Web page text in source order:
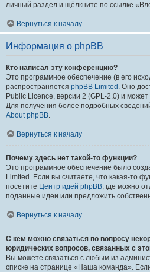
личный раздел и щёлкните по ссылке
Вернуться к началу
Информация о phpBB
Кто написал эту конференцию?
Это программное обеспечение (в его
распространяется phpBB Limited . Оно
Public Licence, версии 2 (GPL-2.0) и
Для получения более подробных
About phpBB.
Вернуться к началу
Почему здесь нет такой-то функции?
Это программное обеспечение было
Limited. Если вы считаете, что какая-то
посетите Центр идей phpBB, где можно
поданные идеи или предложить
Вернуться к началу
С кем можно связаться по вопросу
юридических вопросов, связанных с
Вы можете связаться с любым из
списке на странице «Наша команда».